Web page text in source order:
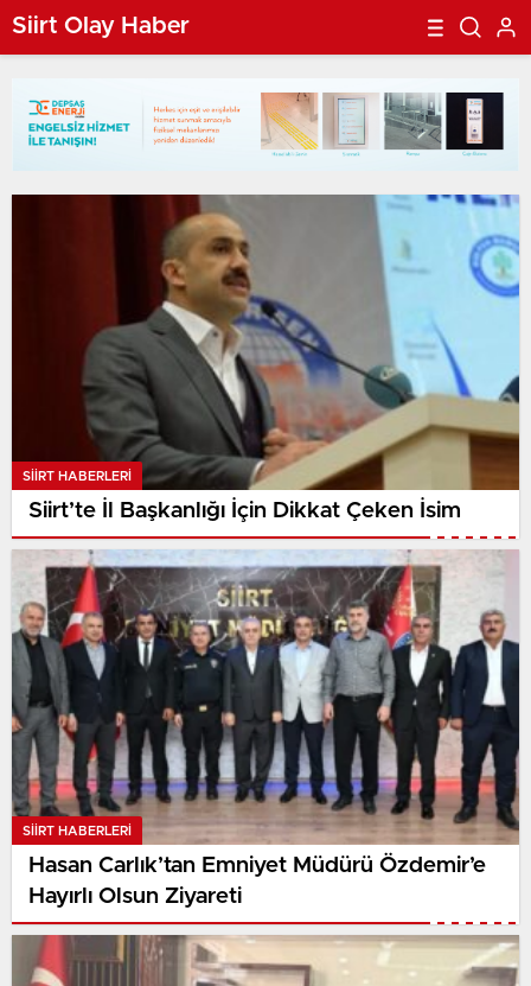
Siirt Olay Haber
SIIRT HABERLERI
Siirt’te İl Başkanlığı İçin Dikkat Çeken İsim
SIIRT HABERLERI
Hasan Carlık’tan Emniyet Müdürü Özdemir’e
Hayırlı Olsun Ziyareti